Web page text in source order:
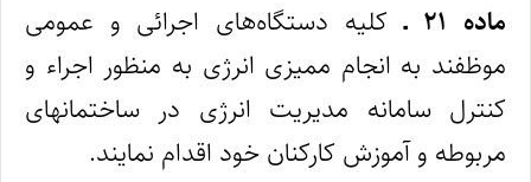
ماده ۲۱ ـ
کلیه دستگاه‌‎های اجرائی و عمومی
موظفند به انجام ممیزی انرژی به‌ منظور اجراء و
کنترل سامانه مدیریت انرژی در ساختمانهای
مربوطه و آموزش کارکنان خود اقدام نمایند.